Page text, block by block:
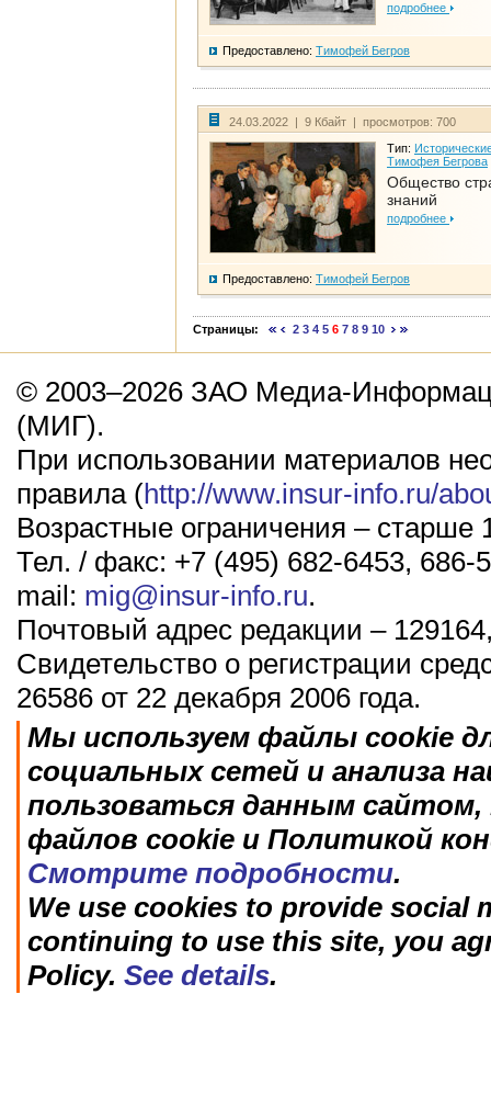
подробнее
Предоставлено: Тимофей Бегров
24.03.2022 | 9 Кбайт | просмотров: 700
Тип:
Тимофея Бегрова
Общество
знаний
подробнее
Предоставлено: Тимофей Бегров
Страницы: 2 3 4 5 6 7 8 9 10
© 2003–2026 ЗАО Медиа-
(МИГ).
При использовании материалов
правила (http://www.insur-info.ru/
Возрастные ограничения – старше
Тел. / факс: +7 (495) 682-6453, 686-
mail: mig@insur-info.ru.
Почтовый адрес редакции –
Свидетельство о регистрации
26586 от 22 декабря 2006 года.
Мы используем файлы cookie
социальных сетей и анализа
пользоваться данным
файлов cookie и Политикой
Смотрите подробности.
We use cookies to provide social
continuing to use this site, you
Policy. See details.